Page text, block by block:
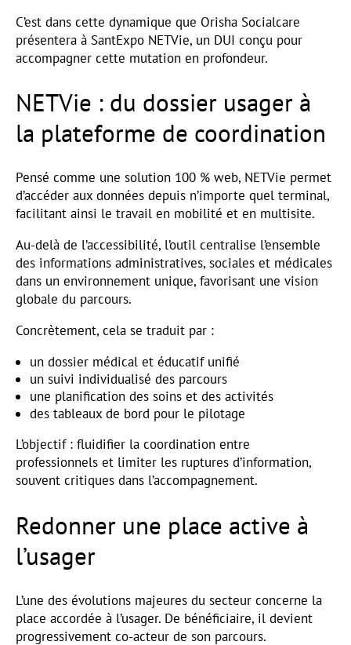
C’est dans cette dynamique que Orisha Socialcare
présentera à SantExpo NETVie, un DUI conçu pour
accompagner cette mutation en profondeur.
NETVie : du dossier usager à
la plateforme de coordination
Pensé comme une solution 100 % web, NETVie permet
d’accéder aux données depuis n’importe quel terminal,
facilitant ainsi le travail en mobilité et en multisite.
Au-delà de l’accessibilité, l’outil centralise l’ensemble
des informations administratives, sociales et médicales
dans un environnement unique, favorisant une vision
globale du parcours.
Concrètement, cela se traduit par :
un dossier médical et éducatif unifié
un suivi individualisé des parcours
une planification des soins et des activités
des tableaux de bord pour le pilotage
L’objectif : fluidifier la coordination entre
professionnels et limiter les ruptures d’information,
souvent critiques dans l’accompagnement.
Redonner une place active à
l’usager
L’une des évolutions majeures du secteur concerne la
place accordée à l’usager. De bénéficiaire, il devient
progressivement co-acteur de son parcours.